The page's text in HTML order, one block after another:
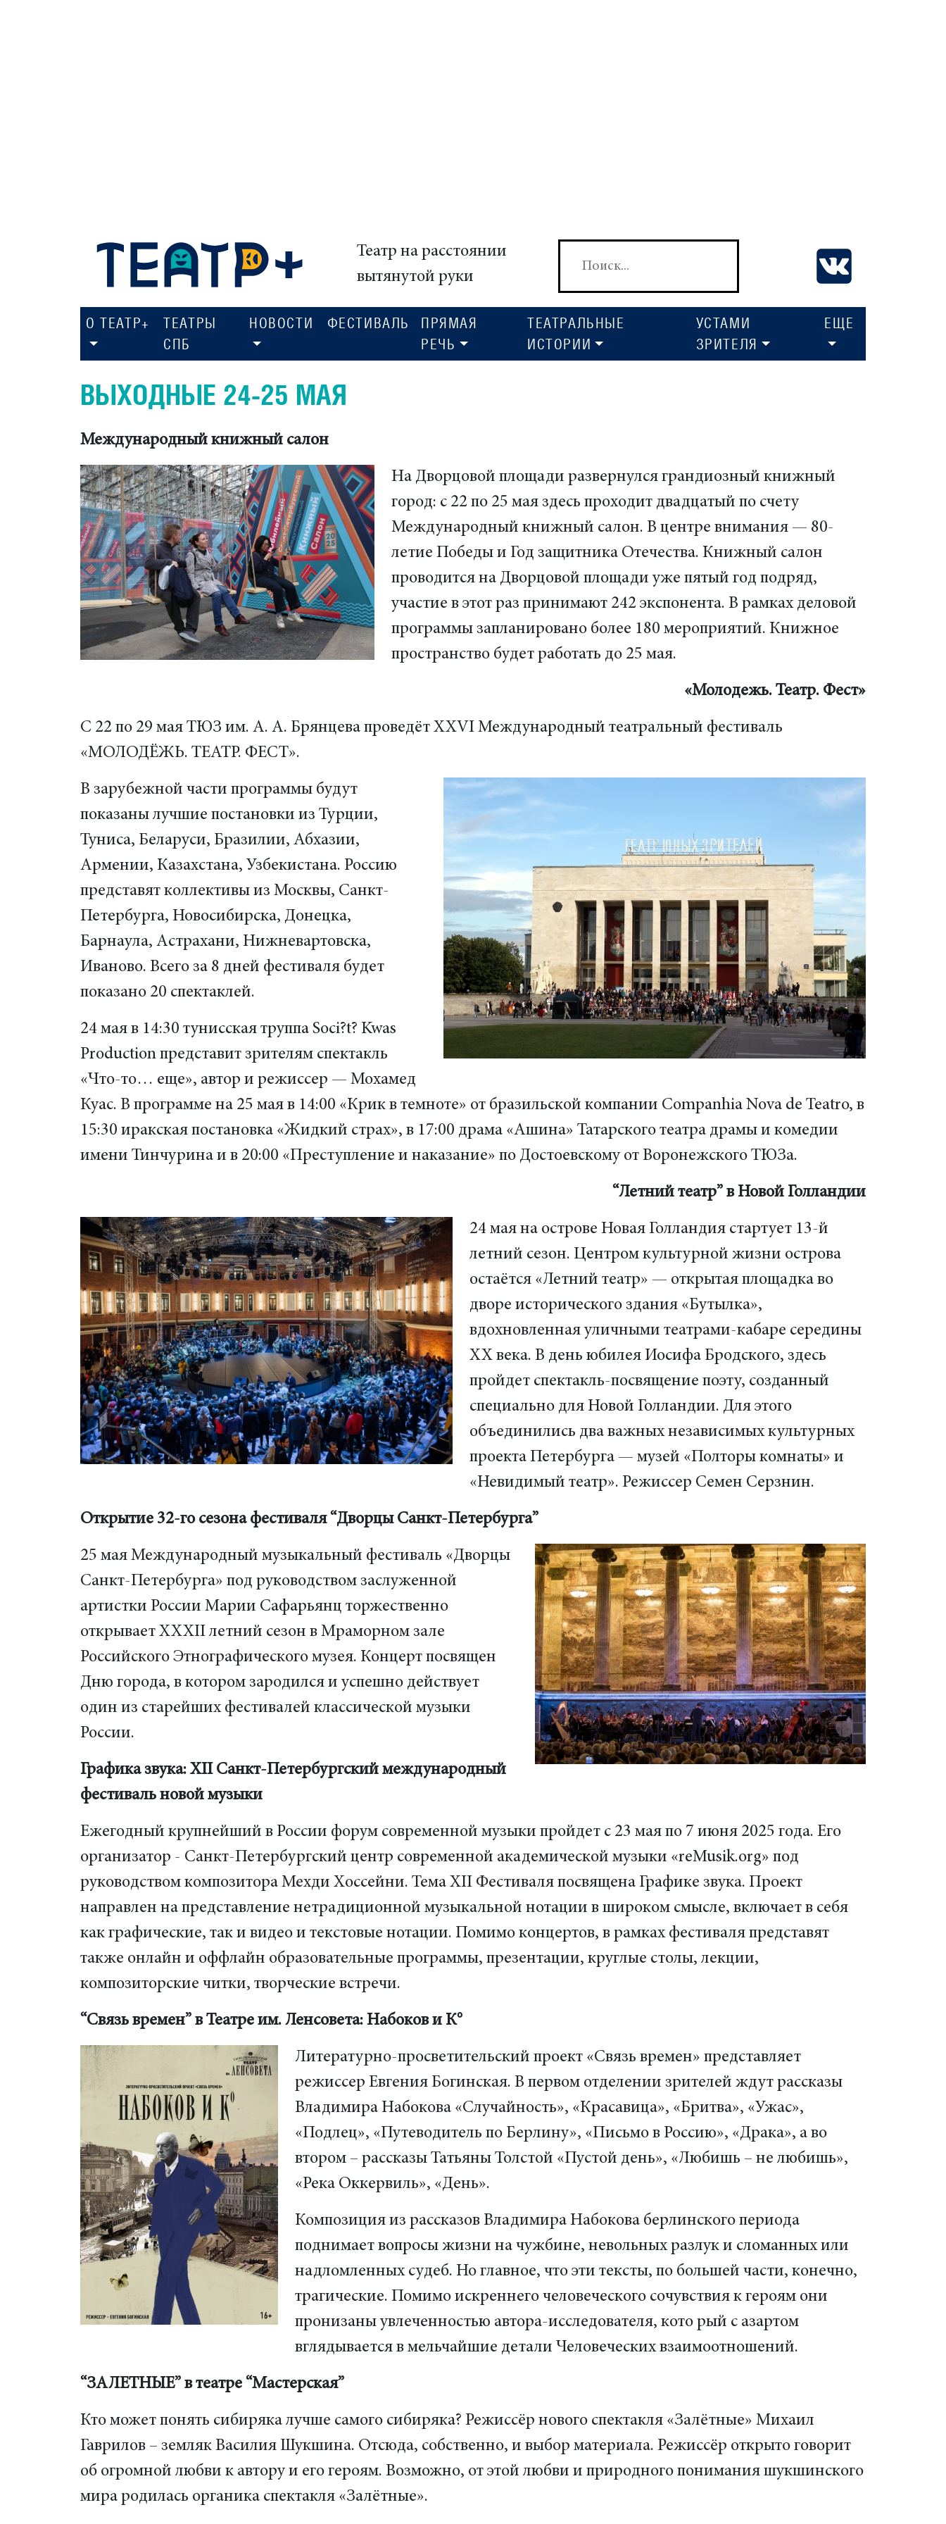
Театр на расстоянии
вытянутой руки
О ТЕАТР+
ТЕАТРЫ
СПБ
НОВОСТИ ФЕСТИВАЛЬ
ПРЯМАЯ
РЕЧЬ
ТЕАТРАЛЬНЫЕ
ИСТОРИИ
УСТАМИ
ЗРИТЕЛЯ
ЕЩЕ
ВЫХОДНЫЕ 24-25 МАЯ
Международный книжный салон
На Дворцовой площади развернулся грандиозный книжный
город: с 22 по 25 мая здесь проходит двадцатый по счету
Международный книжный салон. В центре внимания — 80-
летие Победы и Год защитника Отечества. Книжный салон
проводится на Дворцовой площади уже пятый год подряд,
участие в этот раз принимают 242 экспонента. В рамках деловой
программы запланировано более 180 мероприятий. Книжное
пространство будет работать до 25 мая.
«Молодежь. Театр. Фест»
С 22 по 29 мая ТЮЗ им. А. А. Брянцева проведёт XXVI Международный театральный фестиваль
«МОЛОДЁЖЬ. ТЕАТР. ФЕСТ».
В зарубежной части программы будут
показаны лучшие постановки из Турции,
Туниса, Беларуси, Бразилии, Абхазии,
Армении, Казахстана, Узбекистана. Россию
представят коллективы из Москвы, Санкт-
Петербурга, Новосибирска, Донецка,
Барнаула, Астрахани, Нижневартовска,
Иваново. Всего за 8 дней фестиваля будет
показано 20 спектаклей.
24 мая в 14:30 тунисская труппа Soci?t? Kwas
Production представит зрителям спектакль
«Что-то… еще», автор и режиссер — Мохамед
Куас. В программе на 25 мая в 14:00 «Крик в темноте» от бразильской компании Companhia Nova de Teatro, в
15:30 иракская постановка «Жидкий страх», в 17:00 драма «Ашина» Татарского театра драмы и комедии
имени Тинчурина и в 20:00 «Преступление и наказание» по Достоевскому от Воронежского ТЮЗа.
“Летний театр” в Новой Голландии
24 мая на острове Новая Голландия стартует 13-й
летний сезон. Центром культурной жизни острова
остаётся «Летний театр» — открытая площадка во
дворе исторического здания «Бутылка»,
вдохновленная уличными театрами-кабаре середины
XX века. В день юбилея Иосифа Бродского, здесь
пройдет спектакль-посвящение поэту, созданный
специально для Новой Голландии. Для этого
объединились два важных независимых культурных
проекта Петербурга — музей «Полторы комнаты» и
«Невидимый театр». Режиссер Семен Серзнин.
Открытие 32-го сезона фестиваля “Дворцы Санкт-Петербурга”
25 мая Международный музыкальный фестиваль «Дворцы
Санкт-Петербурга» под руководством заслуженной
артистки России Марии Сафарьянц торжественно
открывает XXXII летний сезон в Мраморном зале
Российского Этнографического музея. Концерт посвящен
Дню города, в котором зародился и успешно действует
один из старейших фестивалей классической музыки
России.
Графика звука: XII Санкт-Петербургский международный
фестиваль новой музыки
Ежегодный крупнейший в России форум современной музыки пройдет с 23 мая по 7 июня 2025 года. Его
организатор - Санкт-Петербургский центр современной академической музыки «reMusik.org» под
руководством композитора Мехди Хоссейни. Тема XII Фестиваля посвящена Графике звука. Проект
направлен на представление нетрадиционной музыкальной нотации в широком смысле, включает в себя
как графические, так и видео и текстовые нотации. Помимо концертов, в рамках фестиваля представят
также онлайн и оффлайн образовательные программы, презентации, круглые столы, лекции,
композиторские читки, творческие встречи.
“Связь времен” в Театре им. Ленсовета: Набоков и К°
Литературно-просветительский проект «Связь времен» представляет
режиссер Евгения Богинская. В первом отделении зрителей ждут рассказы
Владимира Набокова «Случайность», «Красавица», «Бритва», «Ужас»,
«Подлец», «Путеводитель по Берлину», «Письмо в Россию», «Драка», а во
втором – рассказы Татьяны Толстой «Пустой день», «Любишь – не любишь»,
«Река Оккервиль», «День».
Композиция из рассказов Владимира Набокова берлинского периода
поднимает вопросы жизни на чужбине, невольных разлук и сломанных или
надломленных судеб. Но главное, что эти тексты, по большей части, конечно,
трагические. Помимо искреннего человеческого сочувствия к героям они
пронизаны увлеченностью автора-исследователя, кото рый с азартом
вглядывается в мельчайшие детали Человеческих взаимоотношений.
“ЗАЛЕТНЫЕ” в театре “Мастерская”
Кто может понять сибиряка лучше самого сибиряка? Режиссёр нового спектакля «Залётные» Михаил
Гаврилов – земляк Василия Шукшина. Отсюда, собственно, и выбор материала. Режиссёр открыто говорит
об огромной любви к автору и его героям. Возможно, от этой любви и природного понимания шукшинского
мира родилась органика спектакля «Залётные».